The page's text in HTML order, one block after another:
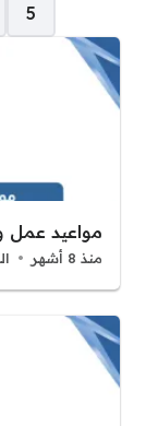
5
مواعيد عمل
منذ 8 أشهر